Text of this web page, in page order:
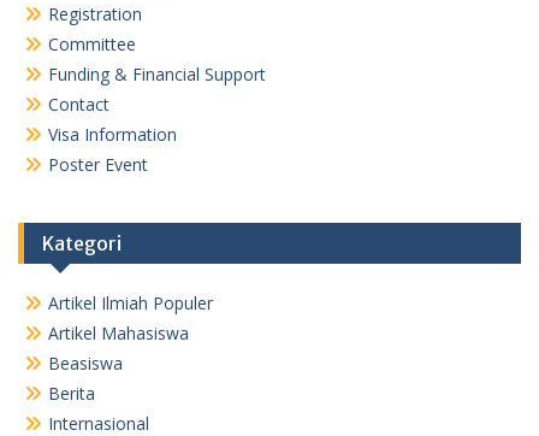
Registration
Committee
Funding & Financial Support
Contact
Visa Information
Poster Event
Kategori
Artikel Ilmiah Populer
Artikel Mahasiswa
Beasiswa
Berita
Internasional